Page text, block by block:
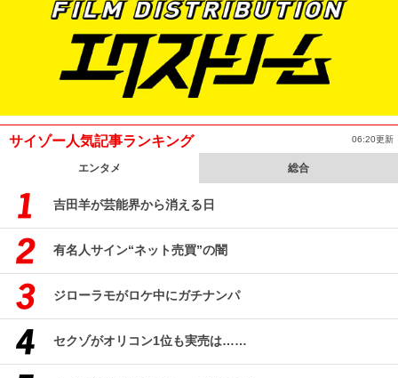
サイゾー人気記事ランキング 06:20更新
エンタメ 総合
吉田羊が芸能界から消える日
有名人サイン“ネット売買”の闇
ジローラモがロケ中にガチナンパ
セクゾがオリコン1位も実売は……